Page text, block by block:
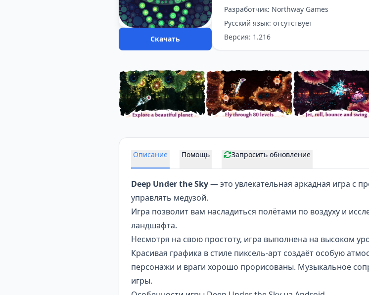
Скачать
Разработчик: Northway Games
Русский язык: отсутствует
Версия: 1.216
Описание Помощь Запросить обновление
Deep Under the Sky— это увлекательная аркадная игра с
управлять медузой.
Игра позволит вам насладиться полётами по воздуху и
ландшафта.
Несмотря на свою простоту, игра выполнена на высоком
Красивая графика в стиле пиксель-арт создаёт особую
персонажи и враги хорошо прорисованы. Музыкальное
игры.